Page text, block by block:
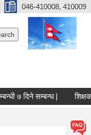
046-410008, 410009
७ दिने सम्बन्ध |